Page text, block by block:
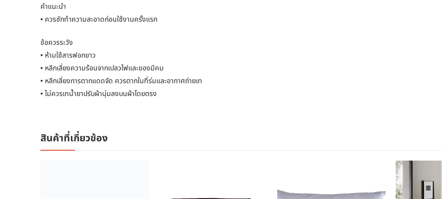
คำแนะนำ
• ควรซักทำความสะอาดก่อนใช้งานครั้งแรก
ข้อควรระวัง
• ห้ามใช้สารฟอกขาว
• หลีกเลี่ยงความร้อนจากเปลวไฟและของมีคม
• หลีกเลี่ยงการตากแดดจัด ควรตากในที่ร่มและอากาศถ่ายเท
• ไม่ควรเทน้ำยาปรับผ้านุ่มลงบนผ้าโดยตรง
สินค้าที่เกี่ยวข้อง